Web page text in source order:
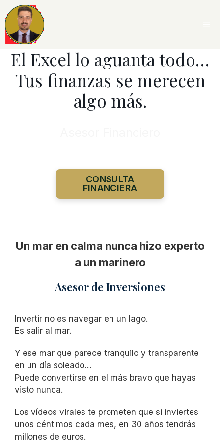
Saltar
al
contenido
El Excel lo aguanta todo…
Tus finanzas se merecen
algo más.
CONSULTA
FINANCIERA
Un mar en calma nunca hizo experto
a un marinero
Asesor de Inversiones
Invertir no es navegar en un lago.
Es salir al mar.
Y ese mar que parece tranquilo y transparente
en un día soleado…
Puede convertirse en el más bravo que hayas
visto nunca.
Los vídeos virales te prometen que si inviertes
unos céntimos cada mes, en 30 años tendrás
millones de euros.